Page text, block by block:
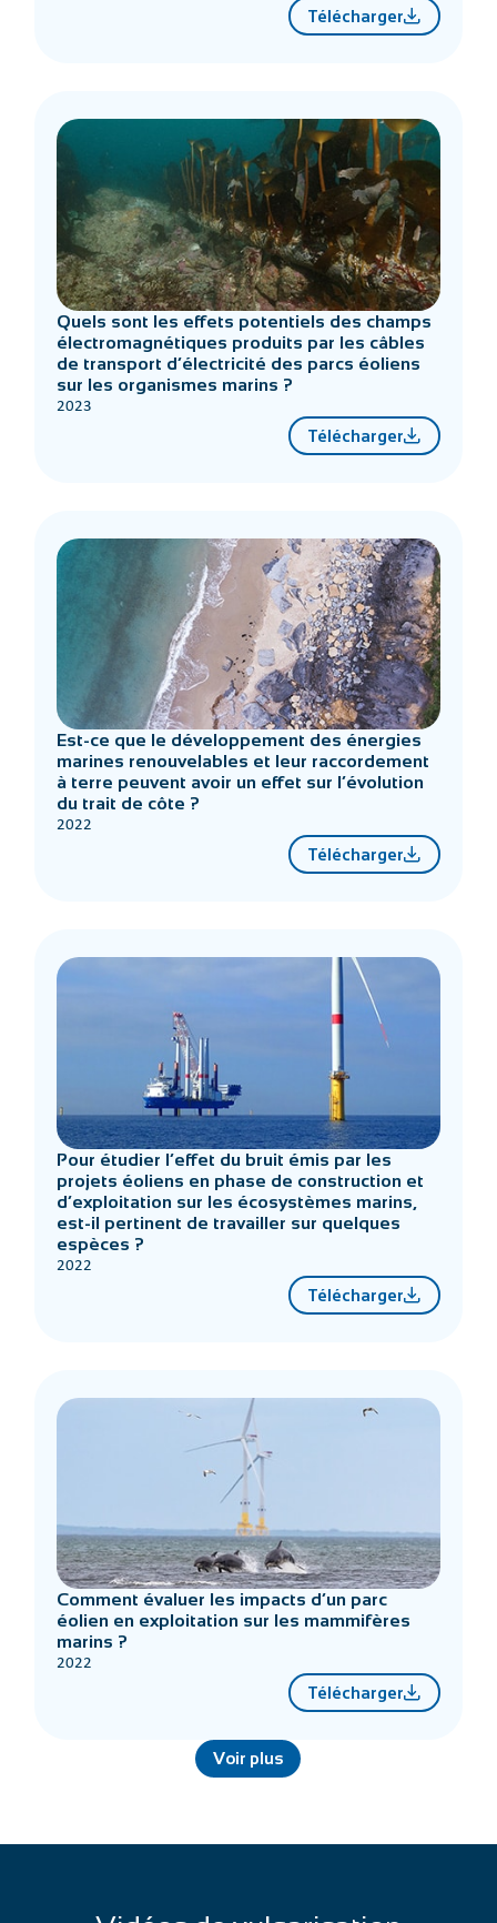
Télécharger
Quels sont les effets potentiels des champs
électromagnétiques produits par les câbles
de transport d’électricité des parcs éoliens
sur les organismes marins ?
2023
Télécharger
Est-ce que le développement des énergies
marines renouvelables et leur raccordement
à terre peuvent avoir un effet sur l’évolution
du trait de côte ?
2022
Télécharger
Pour étudier l’effet du bruit émis par les
projets éoliens en phase de construction et
d’exploitation sur les écosystèmes marins,
est-il pertinent de travailler sur quelques
espèces ?
2022
Télécharger
Comment évaluer les impacts d’un parc
éolien en exploitation sur les mammifères
marins ?
2022
Télécharger
Voir plus